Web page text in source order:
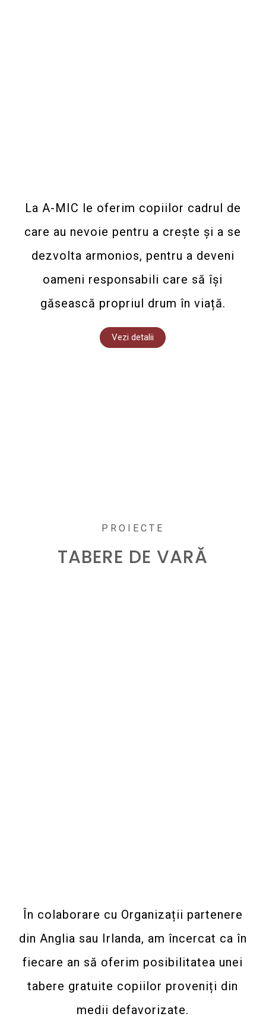
La A-MIC le oferim copiilor cadrul de
care au nevoie pentru a crește și a se
dezvolta armonios, pentru a deveni
oameni responsabili care să își
găsească propriul drum în viață.
Vezi detalii
PROIECTE
TABERE DE VARĂ
În colaborare cu Organizații partenere
din Anglia sau Irlanda, am încercat ca în
fiecare an să oferim posibilitatea unei
tabere gratuite copiilor proveniți din
medii defavorizate.